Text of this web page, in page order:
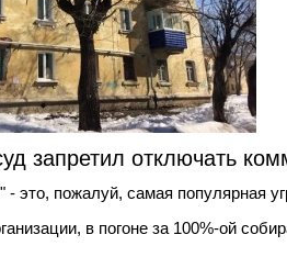
запретил отключать
это, пожалуй, самая популярная
в погоне за 100%-ой